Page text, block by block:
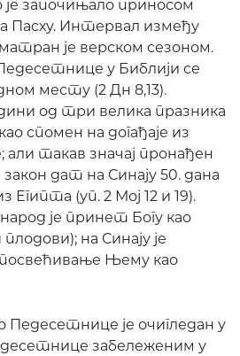
започињало приносом
Пасху. Интервал између
је верском сезоном.
у Библији се
месту (2 Дн 8,13).
од три велика празника
спомен на догађаје из
али такав значај пронађен
закон дат на Синају 50. дана
Египта (уп. 2 Мој 12 и 19).
је принет Богу као
на Синају је
Њему као
Педесетнице је очигледан у
забележеним у